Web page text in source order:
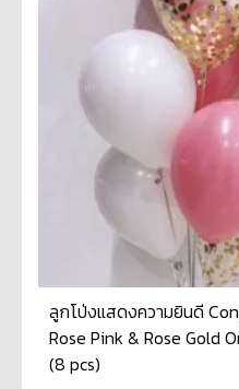
ลูกโป่งแสดงความยินดี
Rose Pink & Rose Gold
(8 pcs)